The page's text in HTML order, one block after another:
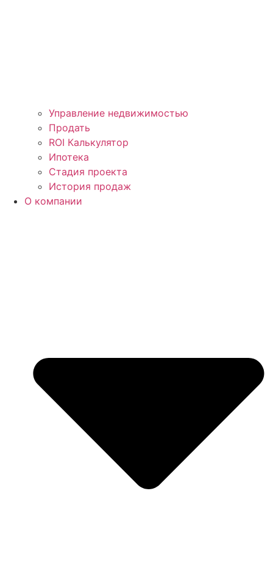
Управление недвижимостью
Продать
ROI Калькулятор
Ипотека
Стадия проекта
История продаж
О компании